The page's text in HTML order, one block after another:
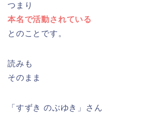
つまり
本名で活動されている
とのことです。
読みも
そのまま
「すずき のぶゆき」さん